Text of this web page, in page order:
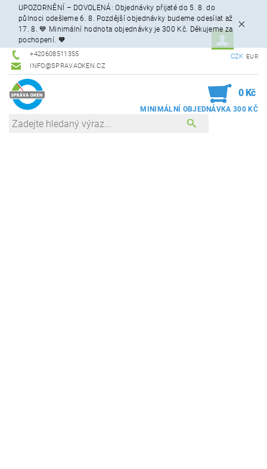
UPOZORNĚNÍ – DOVOLENÁ: Objednávky přijaté do 5. 8. do
půlnoci odešleme 6. 8. Pozdější objednávky budeme odesílat až
17. 8. 💙 Minimální hodnota objednávky je 300 Kč. Děkujeme za
pochopení. 🧡
+420608511355
INFO@SPRAVAOKEN.CZ
CZK EUR
0 Kč